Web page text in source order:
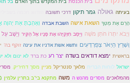
בעיתה גאולה גמר תיקון דרכי תשובה
הָרֵם אֶת מַטְּךָ השאת אישה השבת אבדה וְאָהַבְתָּ אֵת יְהוָה
וַיָּבֹא יִתְרוֹ חֹתֵן מֹשֶׁה וַיַּסֵּב חִזְקִיָּהוּ אֶת פָּנָיו אֶל הַקִּיר וַיֵּשֶׁב
וְשָׁרַץ הַיְאֹר צְפַרְדְּעִים ותשא אשת אדניו את עינה זוקף בה'
בראשית ימצא דודאים בשדה יצר רע כת ברד לא ינום ולא
ישראל לוחות הברית מלאך סנטריקל מניין מסך דחיריק.
מהמלאכים מסרים מהנש ה משה מתקנא בי"ב בתרין עלמין